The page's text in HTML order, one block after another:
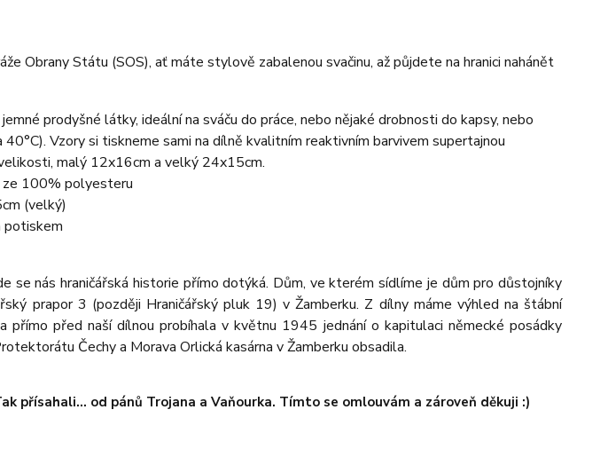
Obrany Státu (SOS), ať máte stylově zabalenou svačinu, až půjdete na hranici nahánět
prodyšné látky, ideální na sváču do práce, nebo nějaké drobnosti do kapsy, nebo
Vzory si tiskneme sami na dílně kvalitním reaktivním barvivem supertajnou
malý 12x16cm a velký 24x15cm.
ze 100% polyesteru
(velký)
potiskem
se nás hraničářská historie přímo dotýká. Dům, ve kterém sídlíme je dům pro důstojníky
prapor 3 (později Hraničářský pluk 19) v Žamberku. Z dílny máme výhled na štábní
přímo před naší dílnou probíhala v květnu 1945 jednání o kapitulaci německé posádky
Čechy a Morava Orlická kasárna v Žamberku obsadila.
přísahali... od pánů Trojana a Vaňourka. Tímto se omlouvám a zároveň děkuji :)